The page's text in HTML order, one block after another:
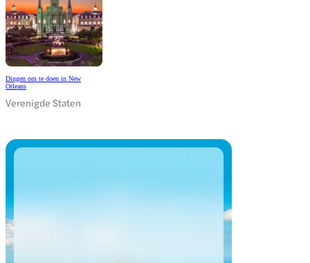
Dingen om te doen in New
Orleans
Verenigde Staten